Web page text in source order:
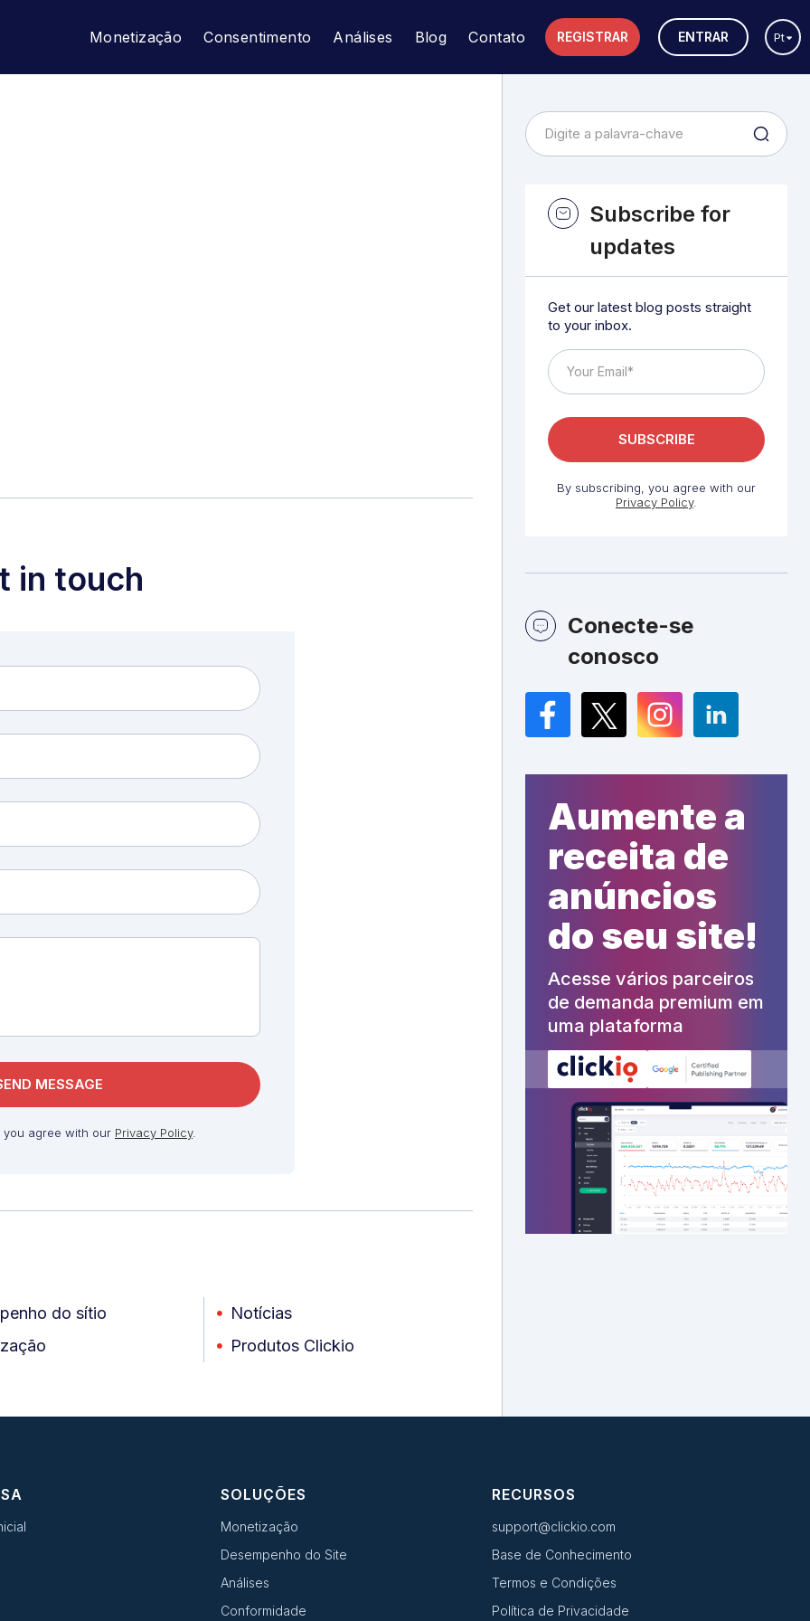
REGISTRAR ENTRAR Pt
Monetização Consentimento Análises Blog Contato
in touch
agree with our Privacy Policy.
do sítio
Notícias
Produtos Clickio
Subscribe for
updates
Get our latest blog posts straight
to your inbox.
By subscribing, you agree with our
Privacy Policy.
Conecte-se
conosco
Facebook
TwitterInstagramLinkedIn
Aumente a
receita de
anúncios
do seu site!
Acesse vários parceiros
de demanda premium em
uma plataforma
SOLUÇÕES
Monetização
Desempenho do Site
Análises
Conformidade
RECURSOS
support@clickio.com
Base de Conhecimento
Termos e Condições
Política de Privacidade